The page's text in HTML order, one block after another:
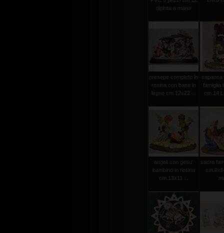
dipinta a mano
presepe completo in
resina con base in
legno cm.12x22 ...
famiglia
cm.14
angeli con gesu'
bambino in resina
cm.13x11 ...
sacra